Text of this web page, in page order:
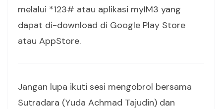
melalui *123# atau aplikasi myIM3 yang
dapat di-download di Google Play Store
atau AppStore.
Jangan lupa ikuti sesi mengobrol bersama
Sutradara (Yuda Achmad Tajudin) dan